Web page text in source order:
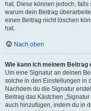
hat. Diese können jedoch,
warum dein Beitrag
einen Beitrag nicht löschen
hat.
Nach oben
Wie kann ich meinem Beitrag
Um eine Signatur an deinen
solche in den Einstellungen in
Nachdem du die Signatur
Beitrag das Kästchen
auch hinzufügen, indem du in